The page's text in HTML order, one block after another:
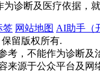
诊断及医疗依据，
签 网站地图 AI助手（
保留版权所有.
考，不能作为诊断及
来源于公众平台及网